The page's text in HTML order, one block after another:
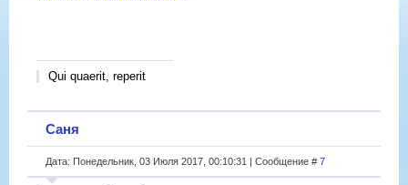
Qui quaerit, reperit
Саня
Дата: Понедельник, 03 Июля 2017, 00:10:31 | Сообщение # 7